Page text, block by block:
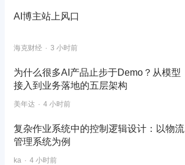
AI博主站上风口
海克财经 3 小时前
为什么很多AI产品止步于Demo？从模型
接入到业务落地的五层架构
美年达 4 小时前
复杂作业系统中的控制逻辑设计：以物流
管理系统为例
ka 4 小时前